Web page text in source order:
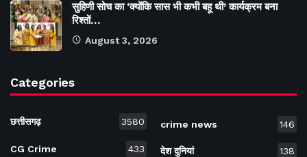
सुहिणी सोच का ‘क्योंकि सास भी कभी बहू थी’ कार्यक्रम बना
रिश्तों…
August 3, 2026
Categories
छत्तीसगढ़ 3580
CG Crime 433
crime news 146
देश दुनियां 138